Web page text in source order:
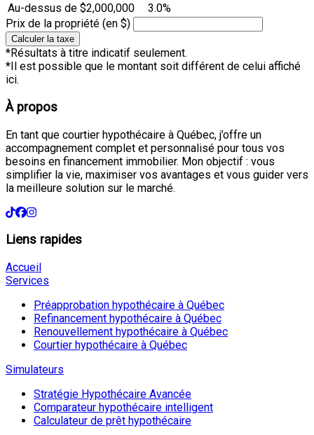
Au-dessus de $2,000,000
3.0%
Prix de la propriété (en $)
Calculer la taxe
*Résultats à titre indicatif seulement.
*Il est possible que le montant soit différent de celui affiché
ici.
À propos
En tant que courtier hypothécaire à Québec, j’offre un
accompagnement complet et personnalisé pour tous vos
besoins en financement immobilier. Mon objectif : vous
simplifier la vie, maximiser vos avantages et vous guider vers
la meilleure solution sur le marché.
Liens rapides
Accueil
Services
Préapprobation hypothécaire à Québec
Refinancement hypothécaire à Québec
Renouvellement hypothécaire à Québec
Courtier hypothécaire à Québec
Simulateurs
Stratégie Hypothécaire Avancée
Comparateur hypothécaire intelligent
Calculateur de prêt hypothécaire